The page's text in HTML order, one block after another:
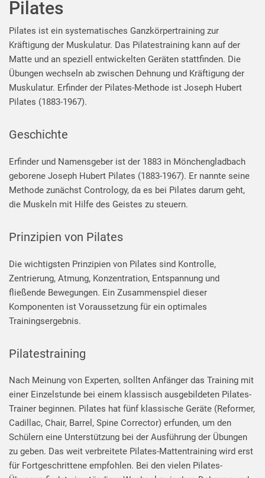
Pilates
Pilates ist ein systematisches Ganzkörpertraining zur
Kräftigung der Muskulatur. Das Pilatestraining kann auf der
Matte und an speziell entwickelten Geräten stattfinden. Die
Übungen wechseln ab zwischen Dehnung und Kräftigung der
Muskulatur. Erfinder der Pilates-Methode ist Joseph Hubert
Pilates (1883-1967).
Geschichte
Erfinder und Namensgeber ist der 1883 in Mönchengladbach
geborene Joseph Hubert Pilates (1883-1967). Er nannte seine
Methode zunächst Contrology, da es bei Pilates darum geht,
die Muskeln mit Hilfe des Geistes zu steuern.
Prinzipien von Pilates
Die wichtigsten Prinzipien von Pilates sind Kontrolle,
Zentrierung, Atmung, Konzentration, Entspannung und
fließende Bewegungen. Ein Zusammenspiel dieser
Komponenten ist Voraussetzung für ein optimales
Trainingsergebnis.
Pilatestraining
Nach Meinung von Experten, sollten Anfänger das Training mit
einer Einzelstunde bei einem klassisch ausgebildeten Pilates-
Trainer beginnen. Pilates hat fünf klassische Geräte (Reformer,
Cadillac, Chair, Barrel, Spine Corrector) erfunden, um den
Schülern eine Unterstützung bei der Ausführung der Übungen
zu geben. Das weit verbreitete Pilates-Mattentraining wird erst
für Fortgeschrittene empfohlen. Bei den vielen Pilates-